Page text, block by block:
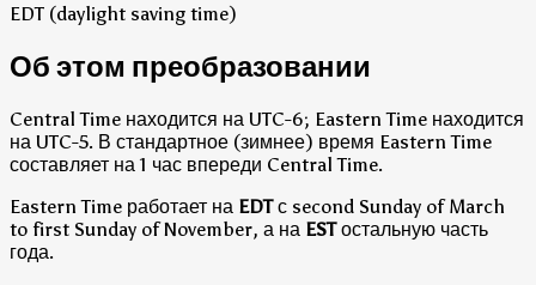
EDT (daylight saving time)
Об этом преобразовании
Central Time находится на UTC-6; Eastern Time находится
на UTC-5. В стандартное (зимнее) время Eastern Time
составляет на 1 час впереди Central Time.
Eastern Time работает на EDTс second Sunday of March
to first Sunday of November, а на ESTостальную часть
года.